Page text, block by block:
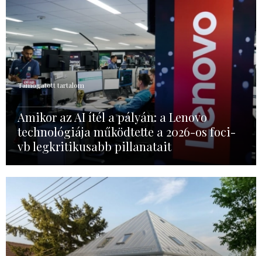
Támogatott tartalom
Amikor az AI ítél a pályán: a Lenovo
technológiája működtette a 2026-os foci-
vb legkritikusabb pillanatait